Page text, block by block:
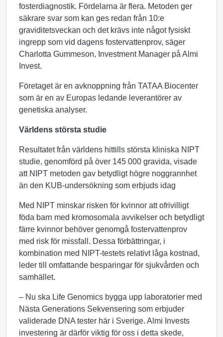
fosterdiagnostik. Fördelarna är flera. Metoden ger
säkrare svar som kan ges redan från 10:e
graviditetsveckan och det krävs inte något fysiskt
ingrepp som vid dagens fostervattenprov, säger
Charlotta Gummeson, Investment Manager på Almi
Invest.
Företaget är en avknoppning från TATAA Biocenter
som är en av Europas ledande leverantörer av
genetiska analyser.
Världens största studie
Resultatet från världens hittills största kliniska NIPT
studie, genomförd på över 145 000 gravida, visade
att NIPT metoden gav betydligt högre noggrannhet
än den KUB-undersökning som erbjuds idag
Med NIPT minskar risken för kvinnor att ofrivilligt
föda barn med kromosomala avvikelser och betydligt
färre kvinnor behöver genomgå fostervattenprov
med risk för missfall. Dessa förbättringar, i
kombination med NIPT-testets relativt låga kostnad,
leder till omfattande besparingar för sjukvården och
samhället.
– Nu ska Life Genomics bygga upp laboratorier med
Nästa Generations Sekvensering som erbjuder
validerade DNA tester här i Sverige. Almi Invests
investering är därför viktig för oss i detta skede,